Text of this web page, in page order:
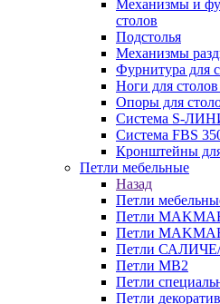
Механизмы и
столов
Подстолья
Механизмы
Фурнитура для
Ноги для
Опоры для
Система S-
Система FBS
Кронштейны
Петли мебельные
Назад
Петли
Петли
Петли
Петли
Петли MB2
Петли
Петли